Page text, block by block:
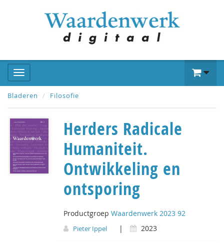
Bladeren Filosofie
Herders Radicale
Humaniteit.
Ontwikkeling en
ontsporing
Productgroep Waardenwerk 2023 92
Pieter Ippel | 2023